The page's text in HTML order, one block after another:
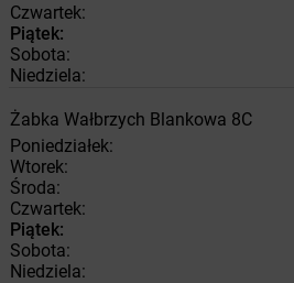
Czwartek:
Piątek:
Sobota:
Niedziela:
Żabka Wałbrzych Blankowa 8C
Poniedziałek:
Wtorek:
Środa:
Czwartek:
Piątek:
Sobota:
Niedziela: